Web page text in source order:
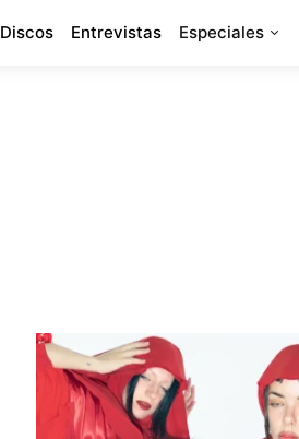
Discos Entrevistas Especiales